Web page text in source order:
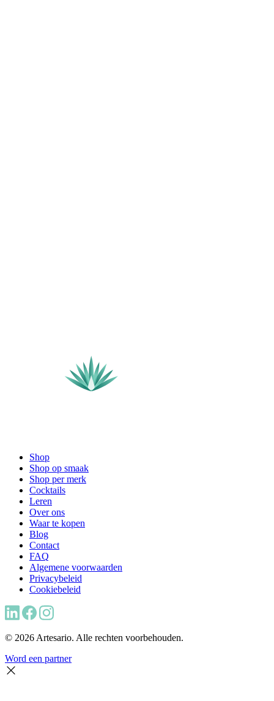
Shop
Shop op smaak
Shop per merk
Cocktails
Leren
Over ons
Waar te kopen
Blog
Contact
FAQ
Algemene voorwaarden
Privacybeleid
Cookiebeleid
© 2026 Artesario. Alle rechten voorbehouden.
Word een partner